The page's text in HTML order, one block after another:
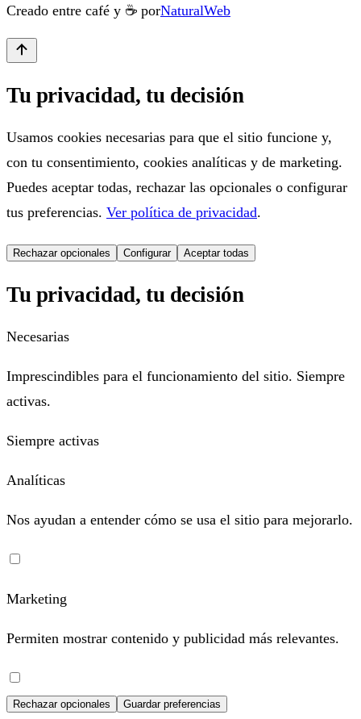
Creado entre café y ☕ porNaturalWeb
Tu privacidad, tu decisión
Usamos cookies necesarias para que el sitio funcione y,
con tu consentimiento, cookies analíticas y de marketing.
Puedes aceptar todas, rechazar las opcionales o configurar
tus preferencias. Ver política de privacidad.
Rechazar opcionales Configurar Aceptar todas
Tu privacidad, tu decisión
Necesarias
Imprescindibles para el funcionamiento del sitio. Siempre
activas.
Siempre activas
Analíticas
Nos ayudan a entender cómo se usa el sitio para mejorarlo.
Marketing
Permiten mostrar contenido y publicidad más relevantes.
Rechazar opcionales Guardar preferencias